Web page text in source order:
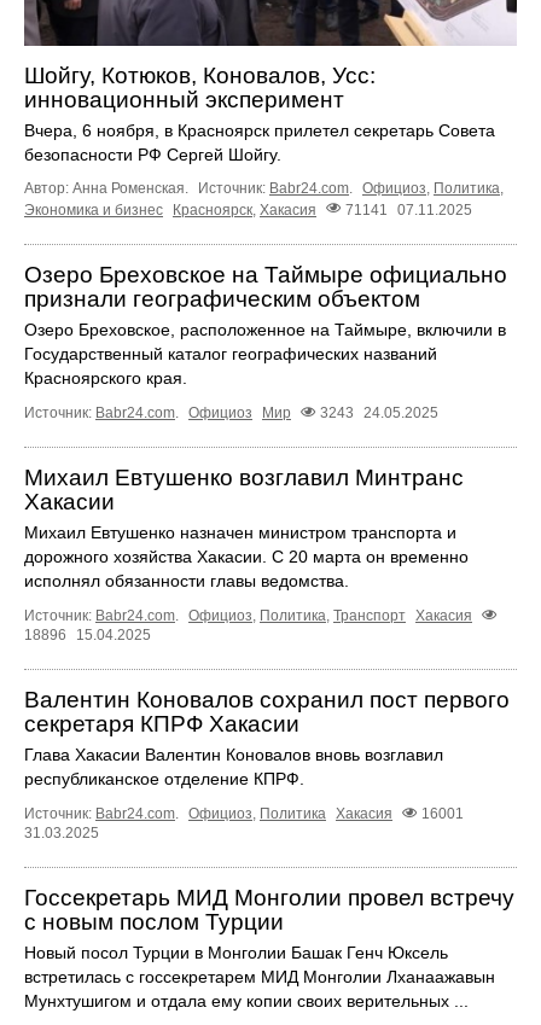
Шойгу, Котюков, Коновалов, Усс:
инновационный эксперимент
Вчера, 6 ноября, в Красноярск прилетел секретарь Совета
безопасности РФ Сергей Шойгу.
Автор: Анна Роменская. Источник: Babr24.com. Официоз, Политика,
Экономика и бизнес
Красноярск Хакасия 71141 07.11.2025
Озеро Бреховское на Таймыре официально
признали географическим объектом
Озеро Бреховское, расположенное на Таймыре, включили в
Государственный каталог географических названий
Красноярского края.
Источник: Babr24.com Официоз Мир 3243 24.05.2025
Михаил Евтушенко возглавил Минтранс
Хакасии
Михаил Евтушенко назначен министром транспорта и
дорожного хозяйства Хакасии. С 20 марта он временно
исполнял обязанности главы ведомства.
Источник: Babr24.com. Официоз, Политика, Транспорт Хакасия
18896
15.04.2025
Валентин Коновалов сохранил пост первого
секретаря КПРФ Хакасии
Глава Хакасии Валентин Коновалов вновь возглавил
республиканское отделение КПРФ.
Источник: Babr24.com. Официоз, Политика Хакасия
16001
31.03.2025
Госсекретарь МИД Монголии провел встречу
с новым послом Турции
Новый посол Турции в Монголии Башак Генч Юксель
встретилась с госсекретарем МИД Монголии Лханаажавын
Мунхтушигом и отдала ему копии своих верительных ...